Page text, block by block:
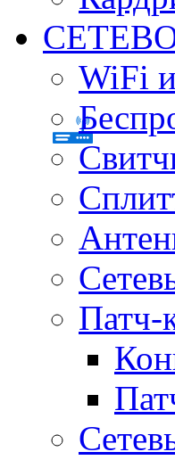
WiFi
Патч-